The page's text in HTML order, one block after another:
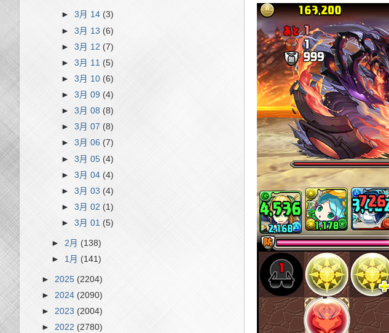
►3月 14 (3)
►3月 13 (6)
►3月 12 (7)
►3月 11 (5)
►3月 10 (6)
►3月 09 (4)
►3月 08 (8)
►3月 07 (8)
►3月 06 (7)
►3月 05 (4)
►3月 04 (4)
►3月 03 (4)
►3月 02 (1)
►3月 01(5)
► 2月(138)
► 1月(141)
► 2025 (2204)
► 2024 (2090)
► 2023 (2004)
► 2022 (2780)